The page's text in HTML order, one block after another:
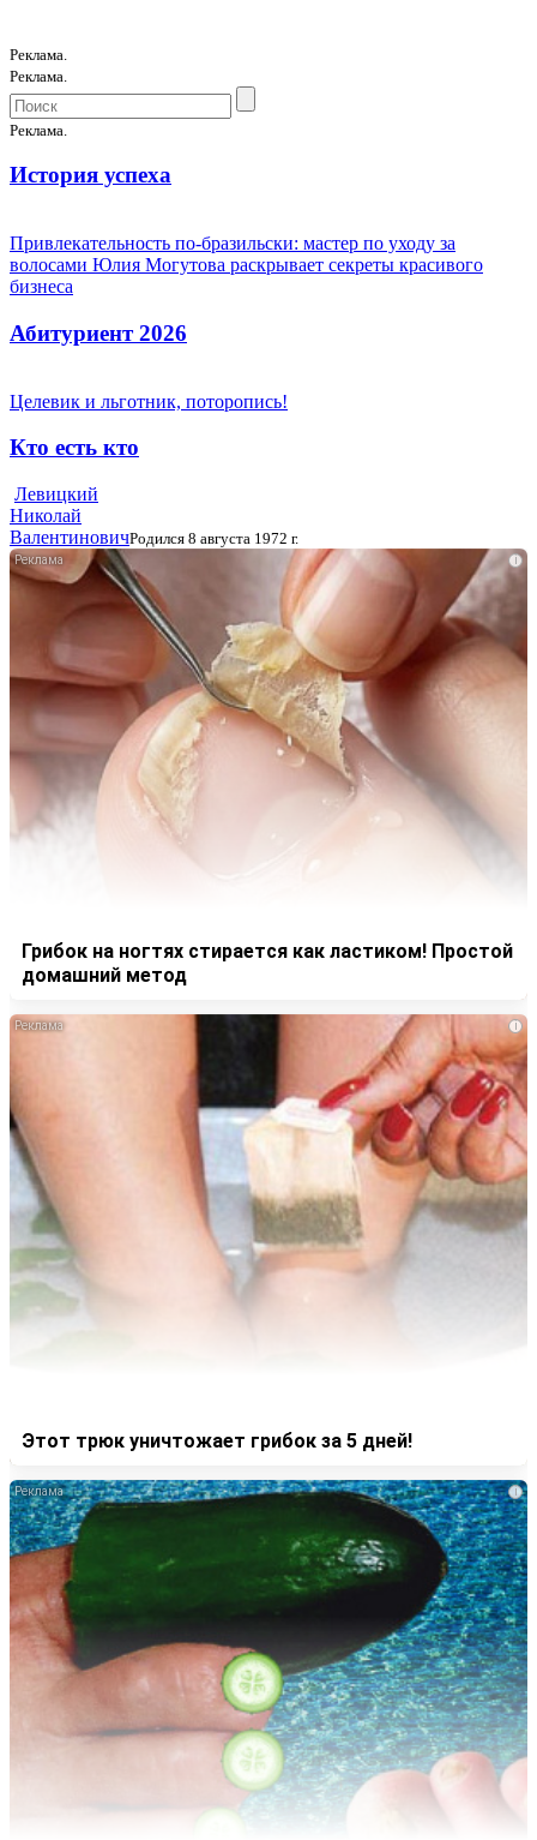
Реклама.
Реклама.
Реклама.
История успеха
Привлекательность по-бразильски: мастер по уходу за
волосами Юлия Могутова раскрывает секреты красивого
бизнеса
Абитуриент 2026
Целевик и льготник, поторопись!
Кто есть кто
Левицкий
Николай
ВалентиновичРодился 8 августа 1972 г.
i
Грибок на ногтях стирается как ластиком! Простой
домашний метод
i
Этот трюк уничтожает грибок за 5 дней!
i